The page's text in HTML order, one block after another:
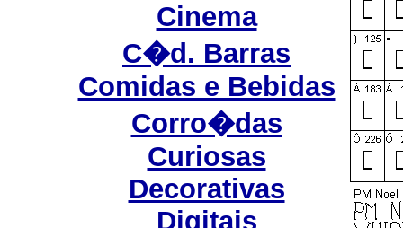
Cinema
C�d. Barras
Comidas e Bebidas
Corro�das
Curiosas
Decorativas
Digitais